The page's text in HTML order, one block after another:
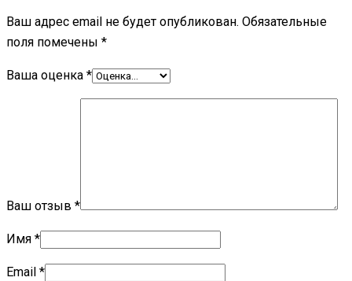
Ваш адрес email не будет опубликован. Обязательные
поля помечены *
Ваша оценка *
Ваш отзыв *
Имя *
Email *